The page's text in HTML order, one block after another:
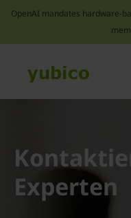
OpenAI mandates hardware-
Experten